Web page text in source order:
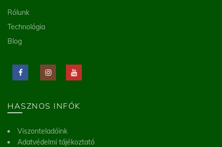
Rólunk
Technológia
Blog
HASZNOS INFÓK
Viszonteladóink
Adatvédelmi tájékoztató